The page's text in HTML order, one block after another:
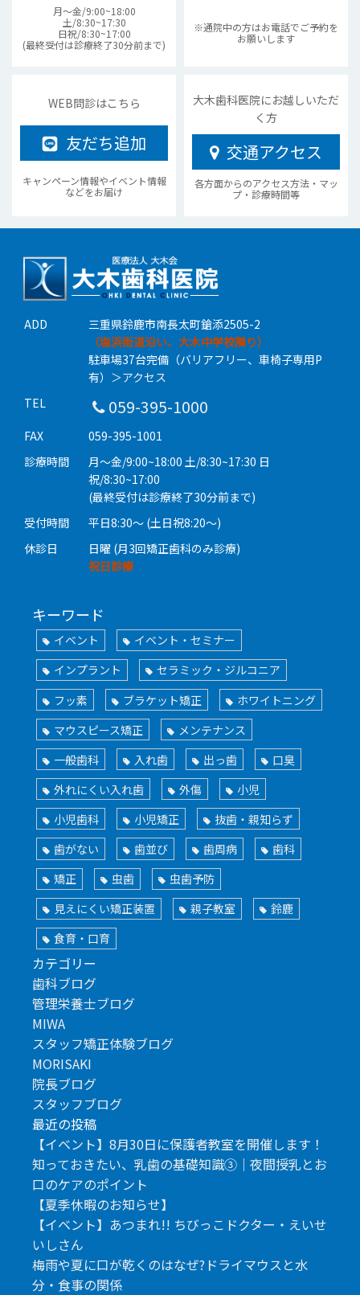
月〜金/9:00~18:00
土/8:30~17:30
日祝/8:30~17:00
(最終受付は診療終了30分前まで)
※通院中の方はお電話でご予約を
お願いします
WEB問診はこちら
友だち追加
キャンペーン情報やイベント情報
などをお届け
大木歯科医院にお越しいただ
く方
交通アクセス
各方面からのアクセス方法・マッ
プ・診療時間等
ADD
三重県鈴鹿市南長太町鎗添2505-2
（塩浜街道沿い、大木中学校隣り）
駐車場37台完備（バリアフリー、車椅子専用P
有） ＞アクセス
TEL
059-395-1000
FAX
059-395-1001
診療時間
月〜金/9:00~18:00 土/8:30~17:30 日
祝/8:30~17:00
(最終受付は診療終了30分前まで)
受付時間
平日8:30〜 (土日祝8:20〜)
休診日
日曜 (月3回矯正歯科のみ診療)
祝日診療
キーワード
イベント
イベント・セミナー
インプラント
セラミック・ジルコニア
フッ素
ブラケット矯正
ホワイトニング
マウスピース矯正
メンテナンス
一般歯科
入れ歯 出っ歯
口臭
外れにくい入れ歯
外傷
小児
小児歯科
小児矯正
抜歯・親知らず
歯がない
歯並び 歯周病
歯科
矯正
虫歯
虫歯予防
見えにくい矯正装置
親子教室
鈴鹿
食育・口育
カテゴリー
歯科ブログ
管理栄養士ブログ
MIWA
スタッフ矯正体験ブログ
MORISAKI
院長ブログ
スタッフブログ
最近の投稿
【イベント】8月30日に保護者教室を開催します！
知っておきたい、乳歯の基礎知識③｜夜間授乳とお
口のケアのポイント
【夏季休暇のお知らせ】
【イベント】あつまれ!! ちびっこドクター・えいせ
いしさん
梅雨や夏に口が乾くのはなぜ?ドライマウスと水
分・食事の関係